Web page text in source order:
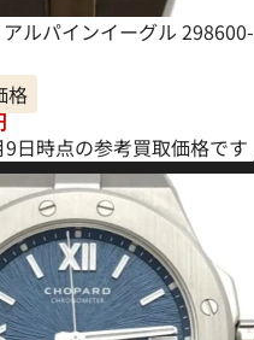
ルパインイーグル 298600-
格
日時点の参考買取価格です